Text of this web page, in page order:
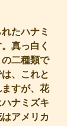
たハナミ
真っ白く
二種類で
、これと
すが、花
ナミズキ
アメリカ